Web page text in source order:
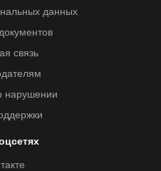
данных
связь
нарушении